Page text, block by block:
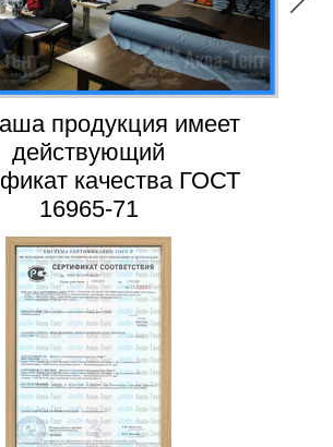
продукция имеет
действующий
качества ГОСТ
16965-71